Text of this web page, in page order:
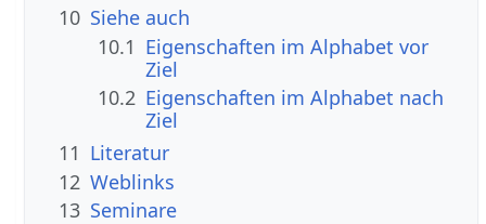
10 Siehe auch
10.1 Eigenschaften im Alphabet vor
Ziel
10.2 Eigenschaften im Alphabet nach
Ziel
11 Literatur
12 Weblinks
13 Seminare